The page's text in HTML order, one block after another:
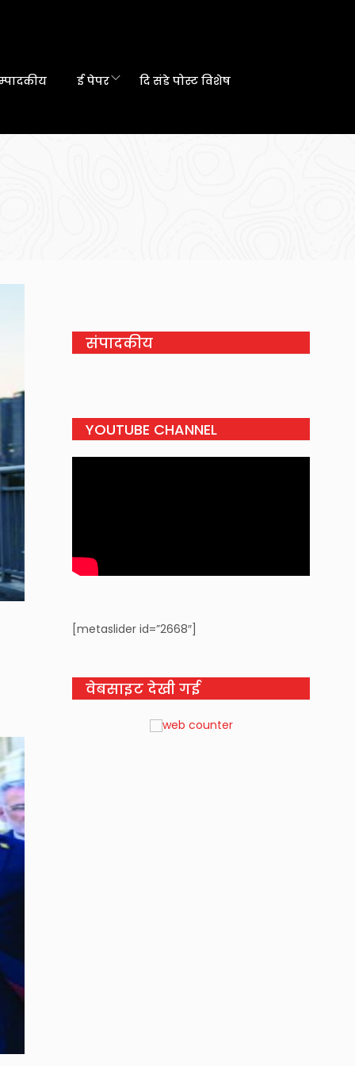
ई पेपर दि संडे पोस्ट विशेष
संपादकीय
YOUTUBE CHANNEL
[metaslider id=”2668″]
वेबसाइट देखी गई